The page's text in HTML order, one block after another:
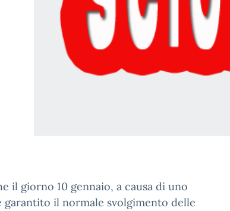
il giorno 10 gennaio, a causa di uno
il normale svolgimento delle